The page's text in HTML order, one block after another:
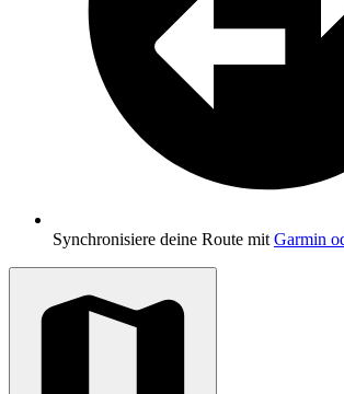
Synchronisiere deine Route mit Garmin